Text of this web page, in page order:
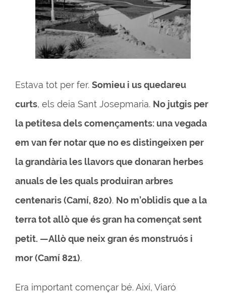
Estava tot per fer. Somieu i us quedareu
curts, els deia Sant Josepmaria. No jutgis per
la petitesa dels començaments: una vegada
em van fer notar que no es distingeixen per
la grandària les llavors que donaran herbes
anuals de les quals produiran arbres
centenaris (Camí, 820). No m’oblidis que a la
terra tot allò que és gran ha començat sent
petit. —Allò que neix gran és monstruós i
mor (Camí 821).
Era important començar bé. Així, Viaró